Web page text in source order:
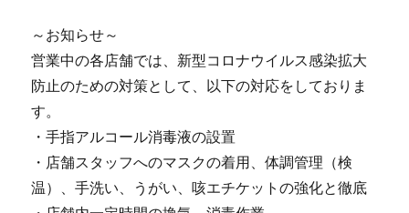
～お知らせ～
営業中の各店舗では、新型コロナウイルス感染拡大
防止のための対策として、以下の対応をしておりま
す。
・手指アルコール消毒液の設置
・店舗スタッフへのマスクの着用、体調管理（検
温）、手洗い、うがい、咳エチケットの強化と徹底